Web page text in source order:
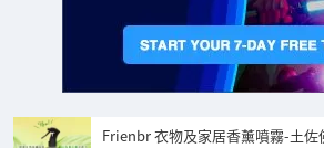
Frienbr 衣物及家居香薰噴霧-土佐